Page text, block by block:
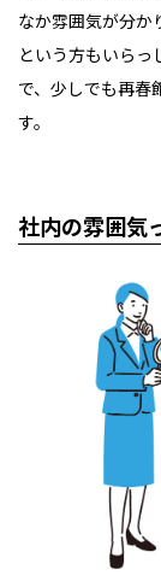
なか雰囲気が分か
という方もいらっ
で、少しでも再春
す。
社内の雰囲気